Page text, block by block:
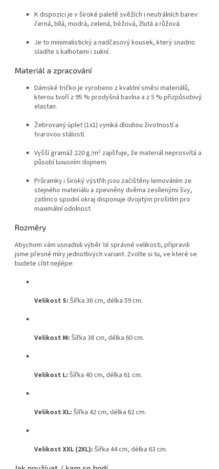
K dispozici je v široké paletě svěžích i neutrálních barev:
černá, bílá, modrá, zelená, béžová, žlutá a růžová.
Je to minimalistický a nadčasový kousek, který snadno
sladíte s kalhotami i sukní.
Materiál a zpracování
Dámské tričko je vyrobeno z kvalitní směsi materiálů,
kterou tvoří z 95 % prodyšná bavlna a z 5 % přizpůsobivý
elastan.
Žebrovaný úplet (1x1) vyniká dlouhou životností a
tvarovou stálostí.
Vyšší gramáž 220 g/m² zajišťuje, že materiál neprosvítá a
působí luxusním dojmem.
Průramky i široký výstřih jsou začištěny lemováním ze
stejného materiálu a zpevněny dvěma zesílenými švy,
zatímco spodní okraj disponuje dvojitým prošitím pro
maximální odolnost.
Rozměry
Abychom vám usnadnili výběr té správné velikosti, připravili
jsme přesné míry jednotlivých variant. Zvolte si tu, ve které se
budete cítit nejlépe:
Velikost S: Šířka 36 cm, délka 59 cm.
Velikost M: Šířka 38 cm, délka 60 cm.
Velikost L: Šířka 40 cm, délka 61 cm.
Velikost XL: Šířka 42 cm, délka 62 cm.
Velikost XXL (2XL): Šířka 44 cm, délka 63 cm.